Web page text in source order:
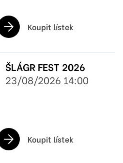
Koupit lístek
ŠLÁGR FEST 2026
23/08/2026 14:00
Koupit lístek